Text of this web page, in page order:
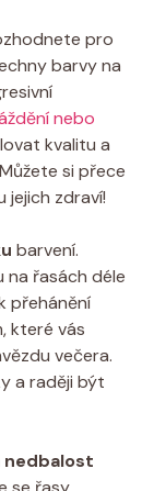
pro
barvy na
nebo
kvalitu a
si přece
jejich zdraví!
barvení.
na řasách déle
přehánění
které vás
večera.
a raději být
nedbalost